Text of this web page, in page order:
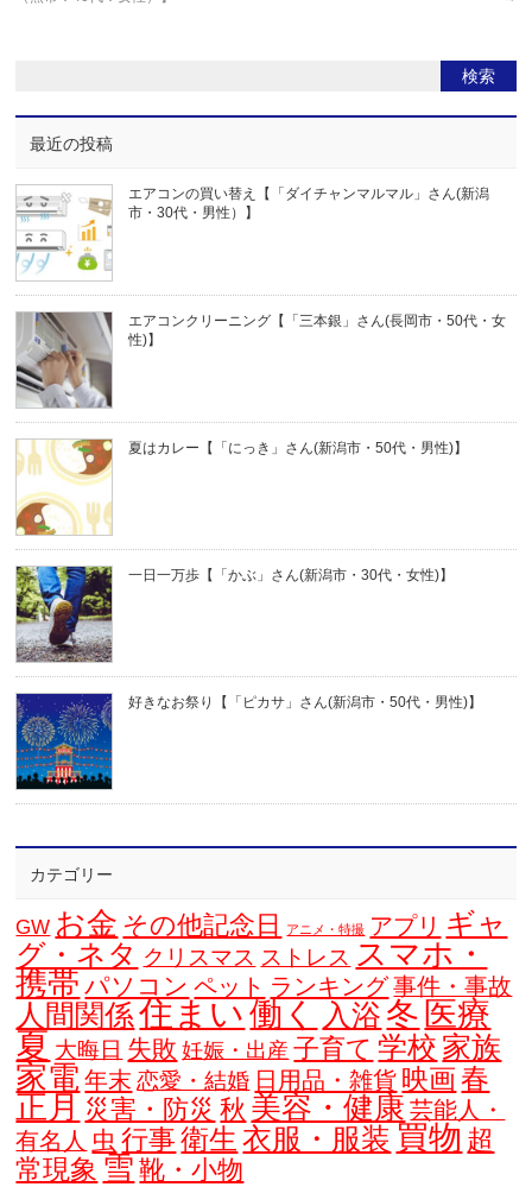
最近の投稿
エアコンの買い替え【「ダイチャンマルマル」さん(新潟
市・30代・男性）】
エアコンクリーニング【「三本銀」さん(長岡市・50代・女
性)】
夏はカレー【「にっき」さん(新潟市・50代・男性)】
一日一万歩【「かぶ」さん(新潟市・30代・女性)】
好きなお祭り【「ピカサ」さん(新潟市・50代・男性)】
カテゴリー
GW お金 その他記念日 アニメ・特撮 アプリ ギャ
グ・ネタ クリスマス ストレス スマホ・
携帯 パソコン ペット ランキング事件・事故
人間関係住まい 働く 入浴 冬 医療
夏 大晦日 失敗 妊娠・出産 子育て 学校 家族
家電 年末 恋愛・結婚 日用品・雑貨 映画 春
正月 災害・防災 秋 美容・健康 芸能人・
有名人 虫 行事 衛生 衣服・服装 買物 超
常現象 雪 靴・小物